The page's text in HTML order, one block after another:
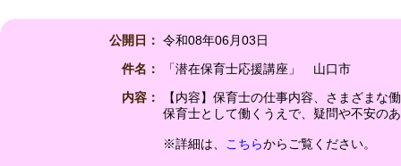
公開日： 令和08年06月03日
件名：
「潜在保育士応援講座」 山口市
内容：
【内容】保育士の仕事内容、さまざまな
保育士として働くうえで、疑問や不安の
※詳細は、 こちらからご覧ください。